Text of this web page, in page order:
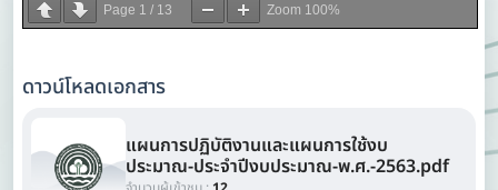
Page 1 / 13 Zoom 100%
ดาวน์โหลดเอกสาร
แผนการปฏิบัติงานและแผนการใช้งบ
ประมาณ-ประจำปีงบประมาณ-พ.ศ.-2563.pdf